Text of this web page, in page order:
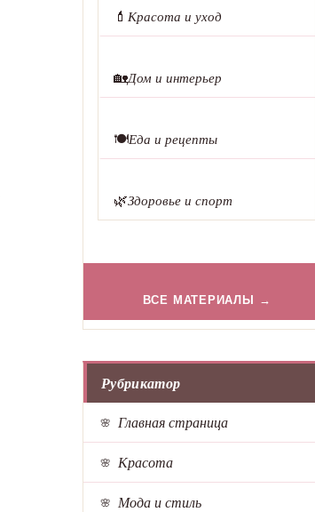
💄 Красота и уход
🏡Дом и интерьер
🍽️Еда и рецепты
🌿Здоровье и спорт
ВСЕ МАТЕРИАЛЫ →
Рубрикатор
Главная страница
Красота
Мода и стиль